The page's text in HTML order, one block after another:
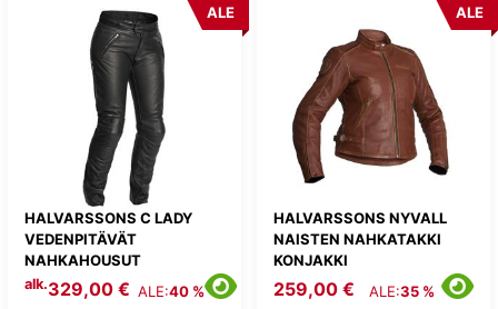
HALVARSSONS C LADY
VEDENPITÄVÄT
NAHKAHOUSUT
ALE
alk.329,00 € ALE:40 %
HALVARSSONS NYVALL
NAISTEN NAHKATAKKI
KONJAKKI
ALE
259,00 € ALE:35 %